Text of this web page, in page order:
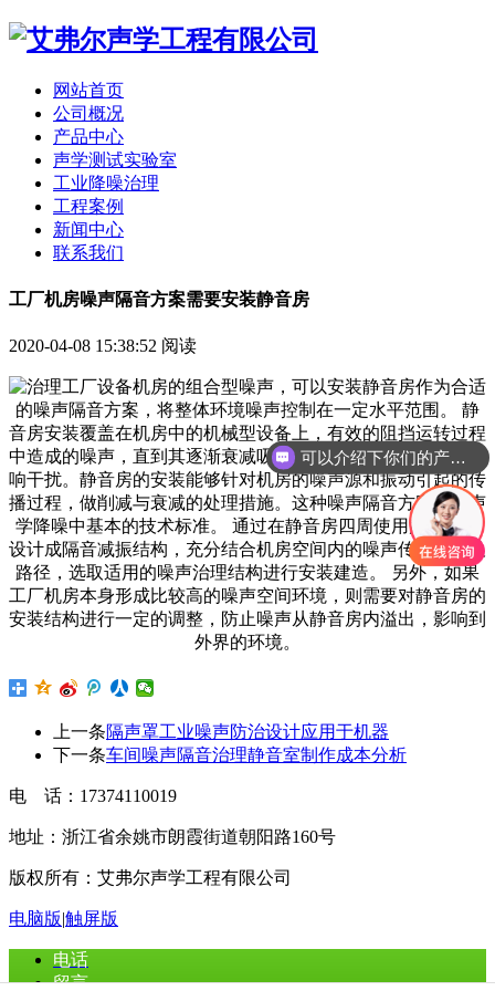
网站首页
公司概况
产品中心
声学测试实验室
工业降噪治理
工程案例
新闻中心
联系我们
工厂机房噪声隔音方案需要安装静音房
2020-04-08 15:38:52 阅读
上一条隔声罩工业噪声防治设计应用于机器
下一条车间噪声隔音治理静音室制作成本分析
电 话：17374110019
地址：浙江省余姚市朗霞街道朝阳路160号
版权所有：艾弗尔声学工程有限公司
电脑版|触屏版
电话
留言
可以介绍下你们的产品么